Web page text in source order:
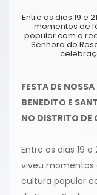
Entre os dias 19 e
momentos de
popular com a
Senhora do
FESTA DE
BENEDITO E
NO DISTRITO DE
Entre os dias 19
viveu momentos
cultura popular